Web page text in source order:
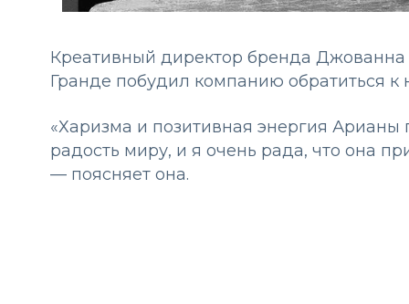
Креативный директор бренда Джованна
Гранде побудил компанию обратиться к
«Харизма и позитивная энергия
радость миру, и я очень рада, что она
— поясняет она.